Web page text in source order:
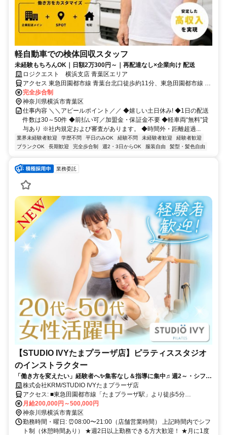
軽自動車での検体回収スタッフ
未経験もちろんOK｜日額2万300円～｜再配達なし×企業向け 配送
ロジクエスト 横浜支店 青葉区エリア
アクセス 東急田園都市線 青葉台北口徒歩約11分、東急田園都市線 藤
が丘（神奈川県）正面口徒歩約23分、東急田園都市線 田奈徒歩約30
分
完全歩合制
神奈川県横浜市青葉区
仕事内容 ＼＼アピールポイント／／ ◆嬉しい土日休み! ◆1日の配送
件数は30～50件 ◆前払い可／加盟金・保証金不要 ◆軽車両“無料”貸
与あり ※社内規定および審査があります。 ◆時間外・距離超過...
業界未経験者歓迎 学歴不問 平日のみOK 経験不問 未経験者歓迎
経験者歓迎
ブランクOK
長期歓迎 完全歩合制 週2・3日からOK 服装自由 髪型・髪色自由
業務委託
【STUDIO IVYたまプラーザ店】ピラティススタジオ
のインストラクター
「働き方を変えたい」経験者へ✨集客なし＆指導に集中♬週2～・シフト
自由！月50万円以上も可能◎
株式会社KRM/STUDIO IVYたまプラーザ店
アクセス: ■東急田園都市線「たまプラーザ駅」より徒歩5分
୨୧･･･････････････････････････････････୨୧ 田園都市線で通勤便利！
青葉台・溝の口・二子玉川・渋谷・ 長津田方面からも◎
月給200,000円～500,000円
神奈川県横浜市青葉区
勤務時間・曜日: ⏰08:00〜21:00（店舗営業時間） 上記時間内でシフ
ト制（休憩時間あり） ★週2日以上勤務できる方大歓迎！ ★月に1度